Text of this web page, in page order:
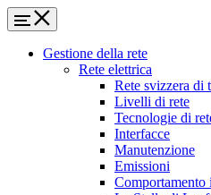
Gestione della rete
Rete elettrica
Rete svizzera di
Livelli di rete
Tecnologie di
Interfacce
Manutenzione
Emissioni
Comportamento